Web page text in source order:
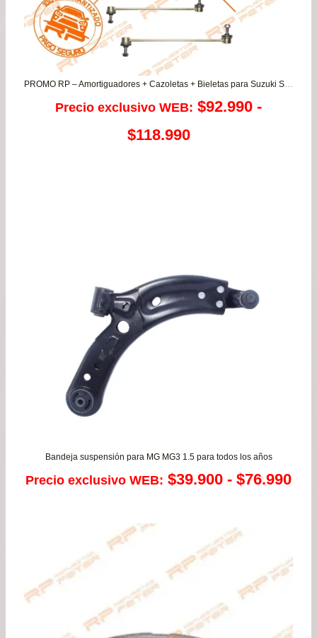
PROMO RP – Amortiguadores + Cazoletas + Bieletas para Suzuki Swift 1.3/1.5
Precio exclusivo WEB: $92.990 -
$118.990Rango
hasta
$118.990
Bandeja suspensión para MG MG3 1.5 para todos los años
Precio exclusivo WEB: $39.900 - $76.990